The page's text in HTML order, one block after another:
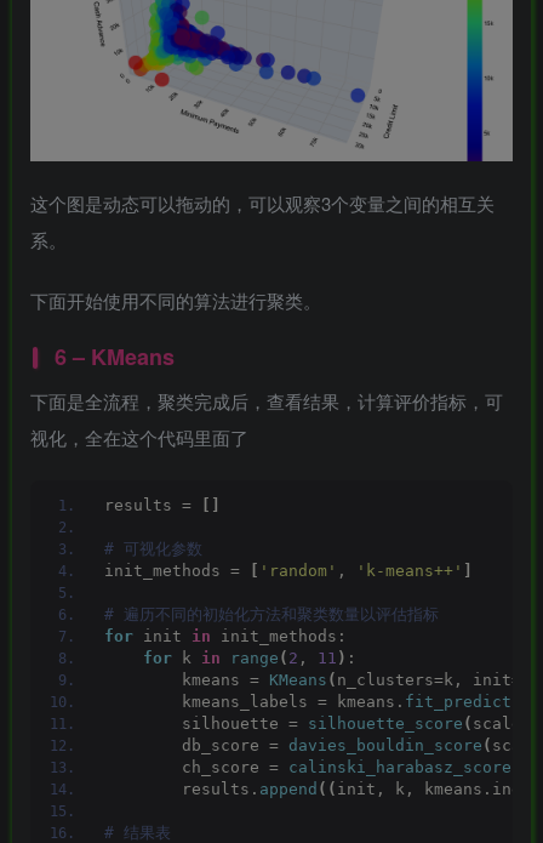
这个图是动态可以拖动的，可以观察3个变量之间的相互关
系。
下面开始使用不同的算法进行聚类。
6 – KMeans
下面是全流程，聚类完成后，查看结果，计算评价指标，可
视化，全在这个代码里面了
results =
# 可视化参数
init_methods =
'random' , 'k-means++'
# 遍历不同的初始化方法和聚类数量以评估指标
for init in init_methods:
for k in range ( 2 , 11 ) :
        kmeans =
KMeans ( n_clusters=k,
        kmeans_labels = kmeans.
fit_predict
        silhouette =
silhouette_score (
        db_score =
davies_bouldin_score (
        ch_score =
calinski_harabasz_score
        results.
append (( init, k,
# 结果表